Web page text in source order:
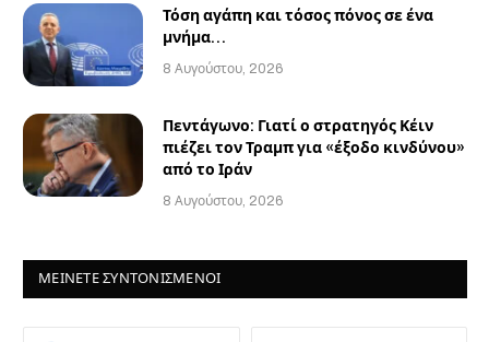
Τόση αγάπη και τόσος πόνος σε ένα
μνήμα…
8 Αυγούστου, 2026
Πεντάγωνο: Γιατί ο στρατηγός Κέιν
πιέζει τον Τραμπ για «έξοδο κινδύνου»
από το Ιράν
8 Αυγούστου, 2026
ΜΕΙΝΕΤΕ ΣΥΝΤΟΝΙΣΜΕΝΟΙ